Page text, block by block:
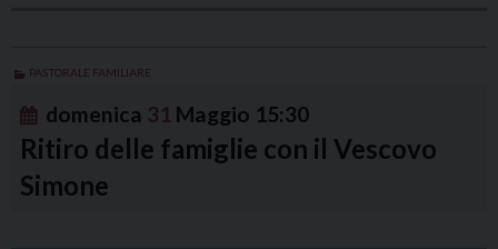
PASTORALE FAMILIARE
domenica 31 Maggio 15:30
Ritiro delle famiglie con il Vescovo
Simone